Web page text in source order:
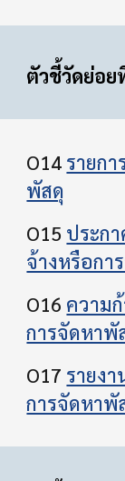
ตัวชี้วัดย่อย
O14 รายก
พัสดุ
O15 ประก
จ้างหรือกา
O16 ความ
การจัดหาพั
O17 รายง
การจัดหาพั